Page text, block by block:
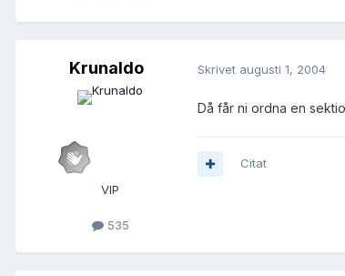
Krunaldo
VIP
535
Skrivet augusti 1, 2004
Då får ni ordna en
Citat